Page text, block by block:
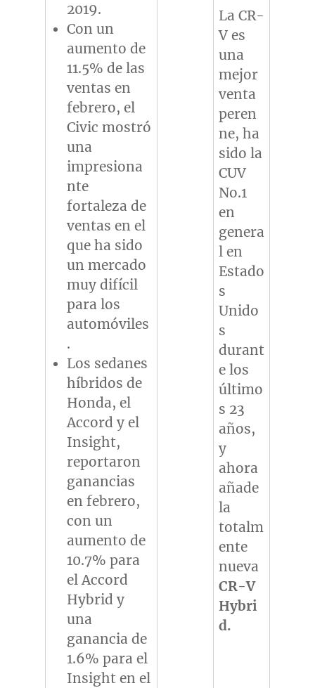
2019.
Con un
aumento de
11.5% de las
ventas en
febrero, el
Civic mostró
una
impresiona
nte
fortaleza de
ventas en el
que ha sido
un mercado
muy difícil
para los
automóviles
.
Los sedanes
híbridos de
Honda, el
Accord y el
Insight,
reportaron
ganancias
en febrero,
con un
aumento de
10.7% para
el Accord
Hybrid y
una
ganancia de
1.6% para el
Insight en el
La CR-
V es
una
mejor
venta
peren
ne, ha
sido la
CUV
No.1
en
genera
l en
Estado
s
Unido
s
durant
e los
último
s 23
años,
y
ahora
añade
la
totalm
ente
nueva
CR-V
Hybri
d.